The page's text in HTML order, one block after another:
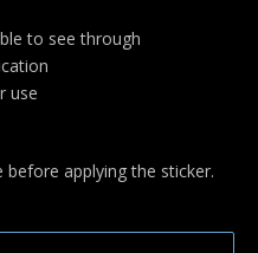
to see through
use
applying the sticker.